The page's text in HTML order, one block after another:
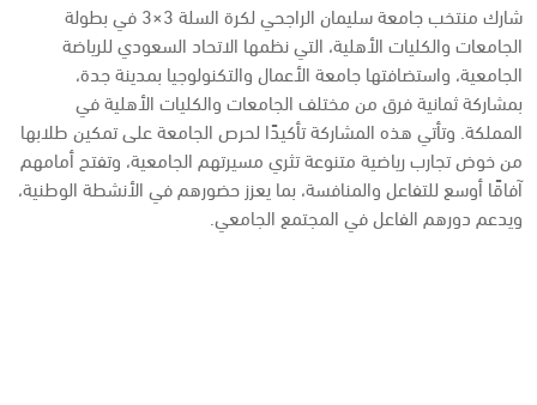
شارك منتخب جامعة سليمان الراجحي لكرة السلة 3×3 في بطولة
الجامعات والكليات الأهلية، التي نظمها الاتحاد السعودي للرياضة
الجامعية، واستضافتها جامعة الأعمال والتكنولوجيا بمدينة جدة،
بمشاركة ثمانية فرق من مختلف الجامعات والكليات الأهلية في
المملكة. وتأتي هذه المشاركة تأكيدًا لحرص الجامعة على تمكين طلابها
من خوض تجارب رياضية متنوعة تثري مسيرتهم الجامعية، وتفتح أمامهم
آفاقًا أوسع للتفاعل والمنافسة، بما يعزز حضورهم في الأنشطة الوطنية،
ويدعم دورهم الفاعل في المجتمع الجامعي.